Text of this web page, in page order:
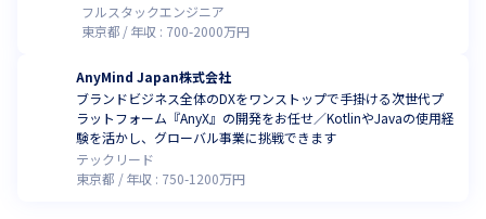
フルスタックエンジニア
東京都
年収 : 700-2000万円
AnyMind Japan株式会社
ブランドビジネス全体のDXをワンストップで手掛ける次世代プ
ラットフォーム『AnyX』の開発をお任せ／KotlinやJavaの使用経
験を活かし、グローバル事業に挑戦できます
テックリード
東京都
年収 : 750-1200万円